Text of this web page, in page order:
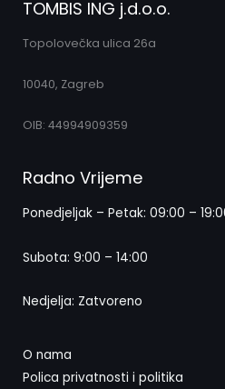
TOMBIS ING j.d.o.o.
Topolovečka ulica 26a
10040, Zagreb
OIB: 44994909359
Radno Vrijeme
Ponedjeljak – Petak: 09:00 –
Subota: 9:00 – 14:00
Nedjelja: Zatvoreno
O nama
Polica privatnosti i politika